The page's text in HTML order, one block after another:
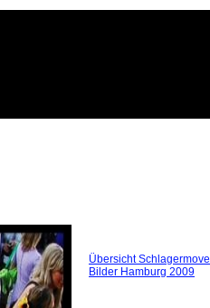
Übersicht Schlagermove
Bilder Hamburg 2009